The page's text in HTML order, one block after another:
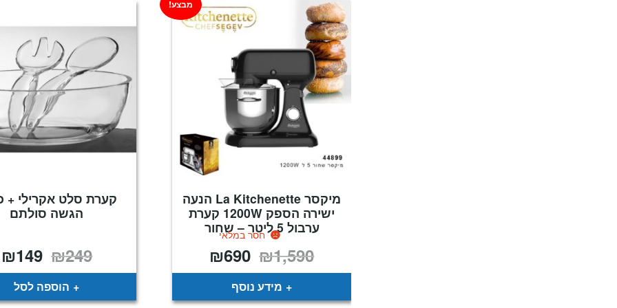
מיקסר La Kitchenette הנעה
ישירה הספק 1200W קערת
ערבול 5 ליטר – שחור
חסר במלאי
מבצע!
₪1,590 המחיר
המקורי
היה:
₪690
הוא:
מידע נוסף
קערת סלט אקרילי +
הגשה סולתם
₪249 המחיר
המקורי
היה:
₪249.
₪149
הוספה לסל